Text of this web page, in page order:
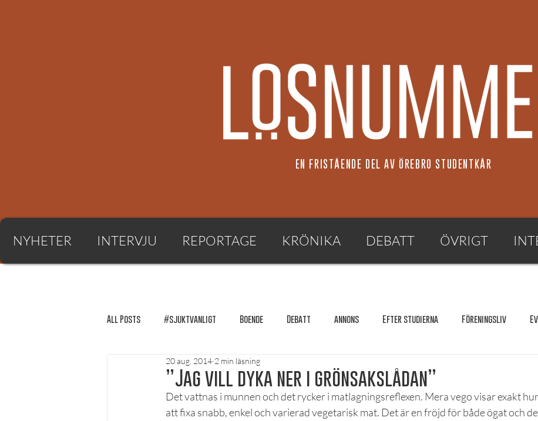
EN FRISTÅENDE DEL AV ÖREBRO STUDENTKÅR
NYHETER INTERVJU REPORTAGE KRÖNIKA DEBATT ÖVRIGT
All Posts #sjuktvanligt Boende Debatt annons Efter studierna Föreningsliv
FUM-rapport Händer i Örebro
Lösnummer tipsar Lösnummer testar Maxa studierna Mat & hälsa Örebro studentkår
”Jag vill dyka ner i grönsakslådan”
20 aug. 2014 2 min läsning
Det vattnas i munnen och det rycker i matlagningsreflexen. Mera vego visar exakt
att fixa snabb, enkel och varierad vegetarisk mat. Det är en fröjd för både ögat och